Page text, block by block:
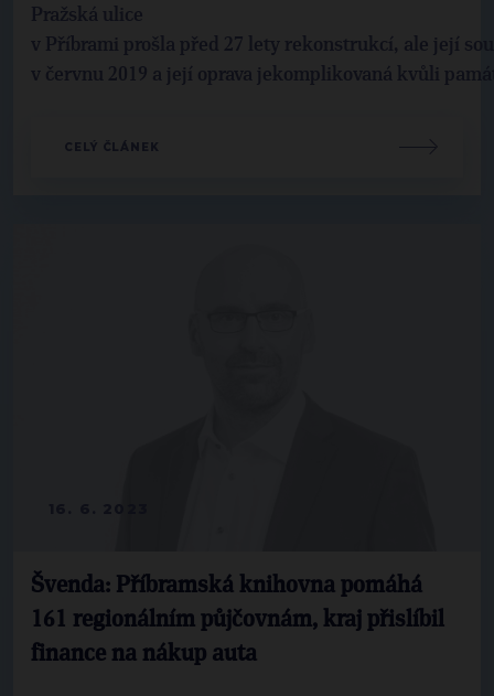
Pražská ulice
v Příbrami prošla před 27 lety rekonstrukcí, ale její
v červnu 2019 a její oprava jekomplikovaná kvůli
CELÝ ČLÁNEK
Švenda: Příbramská knihovna pomáhá
161 regionálním půjčovnám, kraj přislíbil
finance na nákup auta